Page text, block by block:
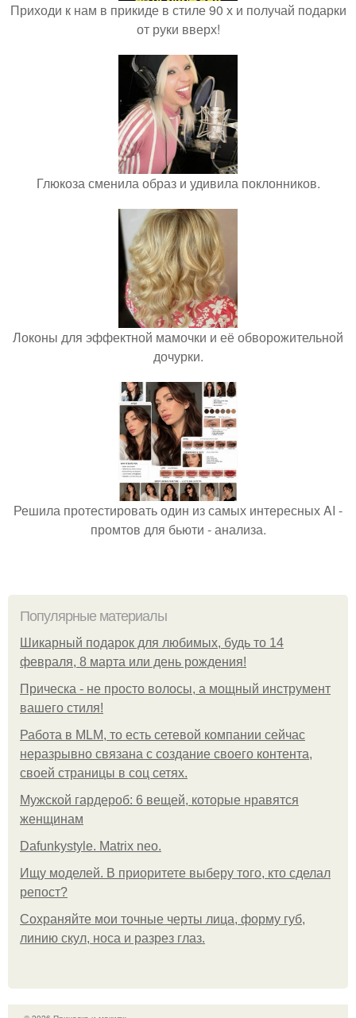
Приходи к нам в прикиде в стиле 90 х и получай подарки
от руки вверх!
Глюкоза сменила образ и удивила поклонников.
Локоны для эффектной мамочки и её обворожительной
дочурки.
Решила протестировать один из самых интересных AI -
промтов для бьюти - анализа.
Популярные материалы
Шикарный подарок для любимых, будь то 14
февраля, 8 марта или день рождения!
Прическа - не просто волосы, а мощный инструмент
вашего стиля!
Работа в MLM, то есть сетевой компании сейчас
неразрывно связана с создание своего контента,
своей страницы в соц сетях.
Мужской гардероб: 6 вещей, которые нравятся
женщинам
Dafunkystyle. Matrix neo.
Ищу моделей. В приоритете выберу того, кто сделал
репост?
Сохраняйте мои точные черты лица, форму губ,
линию скул, носа и разрез глаз.